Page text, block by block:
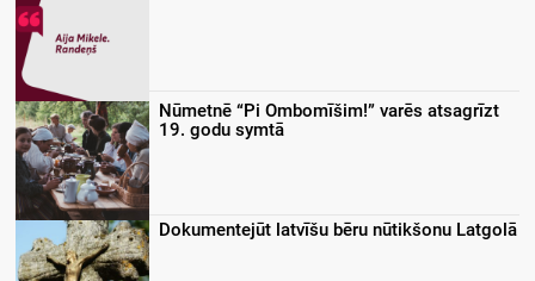
Nūmetnē “Pi Ombomīšim!” varēs atsagrīzt
19. godu symtā
Dokumentejūt latvīšu bēru nūtikšonu Latgolā